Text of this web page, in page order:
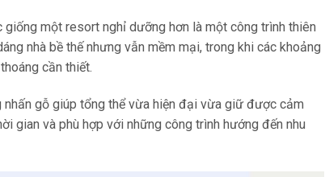
một resort nghỉ dưỡng hơn là một công trình thiên
nhà bề thế nhưng vẫn mềm mại, trong khi các khoảng
cần thiết.
gỗ giúp tổng thể vừa hiện đại vừa giữ được cảm
gian và phù hợp với những công trình hướng đến nhu